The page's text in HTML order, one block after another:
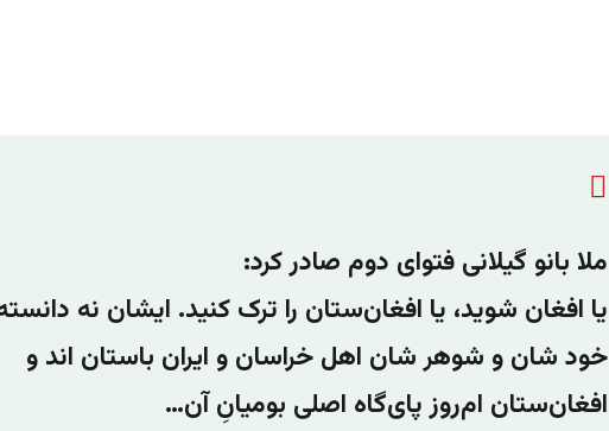
ملا بانو گیلانی فتوای دوم صادر کرد:
یا افغان شوید، یا افغان‌ستان را ترک کنید. ایشان نه
خود شان و شوهر شان اهل خراسان و ایران باستان اند و
افغان‌ستان ام‌‌‌روز پای‌‌گاه اصلی بومیانِ آن…